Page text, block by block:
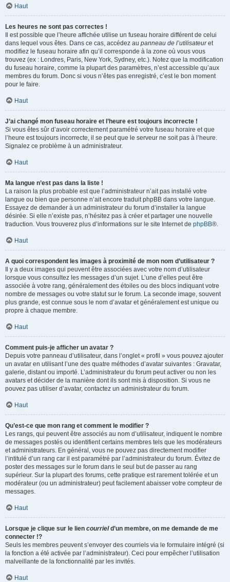
Haut
Les heures ne sont pas correctes !
Il est possible que l’heure affichée utilise un fuseau horaire différent de celui
dans lequel vous êtes. Dans ce cas, accédez au panneau de l’utilisateuret
modifiez le fuseau horaire afin qu’il corresponde à la zone où vous vous
trouvez (ex : Londres, Paris, New York, Sydney, etc.). Notez que la modification
du fuseau horaire, comme la plupart des paramètres, n’est accessible qu’aux
membres du forum. Donc si vous n’êtes pas enregistré, c’est le bon moment
pour le faire.
Haut
J’ai changé mon fuseau horaire et l’heure est toujours incorrecte !
Si vous êtes sûr d’avoir correctement paramétré votre fuseau horaire et que
l’heure est toujours incorrecte, il se peut que le serveur ne soit pas à l’heure.
Signalez ce problème à un administrateur.
Haut
Ma langue n’est pas dans la liste !
La raison la plus probable est que l’administrateur n’ait pas installé votre
langue ou bien que personne n’ait encore traduit phpBB dans votre langue.
Essayez de demander à un administrateur du forum d’installer la langue
désirée. Si elle n’existe pas, n’hésitez pas à créer et partager une nouvelle
traduction. Vous trouverez plus d’informations sur le site Internet de phpBB®.
Haut
A quoi correspondent les images à proximité de mon nom d’utilisateur ?
Il y a deux images qui peuvent être associées avec votre nom d’utilisateur
lorsque vous consultez les messages d’un sujet. L’une d’elles peut être
associée à votre rang, généralement des étoiles ou des blocs indiquant votre
nombre de messages ou votre statut sur le forum. La seconde image, souvent
plus grande, est connue sous le nom d’avatar et généralement est unique ou
propre à chaque membre.
Haut
Comment puis-je afficher un avatar ?
Depuis votre panneau d’utilisateur, dans l’onglet « profil » vous pouvez ajouter
un avatar en utilisant l’une des quatre méthodes d’avatar suivantes : Gravatar,
galerie, distant ou importé. L’administrateur du forum peut activer ou non les
avatars et décider de la manière dont ils sont mis à disposition. Si vous ne
pouvez pas utiliser d’avatar, contactez un administrateur du forum.
Haut
Qu’est-ce que mon rang et comment le modifier ?
Les rangs, qui peuvent être associés au nom d’utilisateur, indiquent le nombre
de messages postés ou identifient certains membres tels que les modérateurs
et administrateurs. En général, vous ne pouvez pas directement modifier
l’intitulé d’un rang car il est paramétré par l’administrateur du forum. Évitez de
poster des messages sur le forum dans le seul but de passer au rang
supérieur. Sur la plupart des forums, cette pratique est rarement tolérée et un
modérateur (ou un administrateur) peut facilement abaisser votre compteur de
messages.
Haut
Lorsque je clique sur le lien courrield’un membre, on me demande de me
connecter !?
Seuls les membres peuvent s’envoyer des courriels via le formulaire intégré (si
la fonction a été activée par l’administrateur). Ceci pour empêcher l’utilisation
malveillante de la fonctionnalité par les invités.
Haut